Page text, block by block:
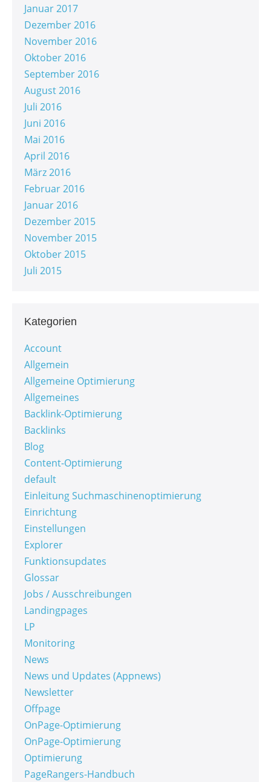
Januar 2017
Dezember 2016
November 2016
Oktober 2016
September 2016
August 2016
Juli 2016
Juni 2016
Mai 2016
April 2016
März 2016
Februar 2016
Januar 2016
Dezember 2015
November 2015
Oktober 2015
Juli 2015
Kategorien
Account
Allgemein
Allgemeine Optimierung
Allgemeines
Backlink-Optimierung
Backlinks
Blog
Content-Optimierung
default
Einleitung Suchmaschinenoptimierung
Einrichtung
Einstellungen
Explorer
Funktionsupdates
Glossar
Jobs / Ausschreibungen
Landingpages
LP
Monitoring
News
News und Updates (Appnews)
Newsletter
Offpage
OnPage-Optimierung
OnPage-Optimierung
Optimierung
PageRangers-Handbuch